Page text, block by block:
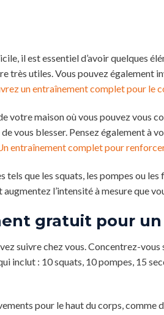
il est essentiel d’avoir quelques
très utiles. Vous pouvez également
un entraînement complet pour le
votre maison où vous pouvez vous
vous blesser. Pensez également à
entraînement complet pour
que les squats, les pompes ou
l’intensité à mesure que
gratuit pour
suivre chez vous. Concentrez-
inclut : 10 squats, 10 pompes, 15
pour le haut du corps, comme